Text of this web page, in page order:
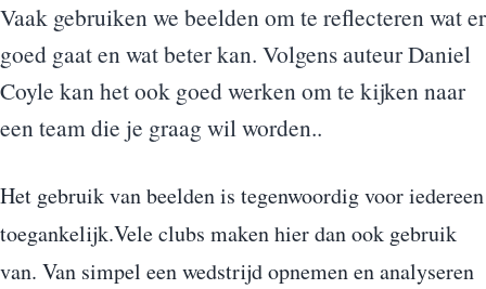
Vaak gebruiken we beelden om te reflecteren wat er
goed gaat en wat beter kan. Volgens auteur Daniel
Coyle kan het ook goed werken om te kijken naar
een team die je graag wil worden..
Het gebruik van beelden is tegenwoordig voor iedereen
toegankelijk.Vele clubs maken hier dan ook gebruik
van. Van simpel een wedstrijd opnemen en analyseren